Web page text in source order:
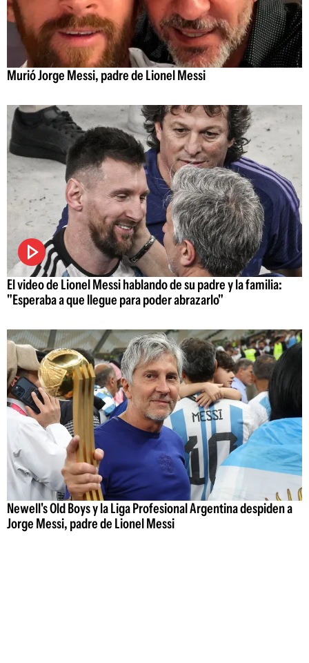
Murió Jorge Messi, padre de Lionel Messi
El video de Lionel Messi hablando de su padre y la familia:
"Esperaba a que llegue para poder abrazarlo"
Newell's Old Boys y la Liga Profesional Argentina despiden a
Jorge Messi, padre de Lionel Messi